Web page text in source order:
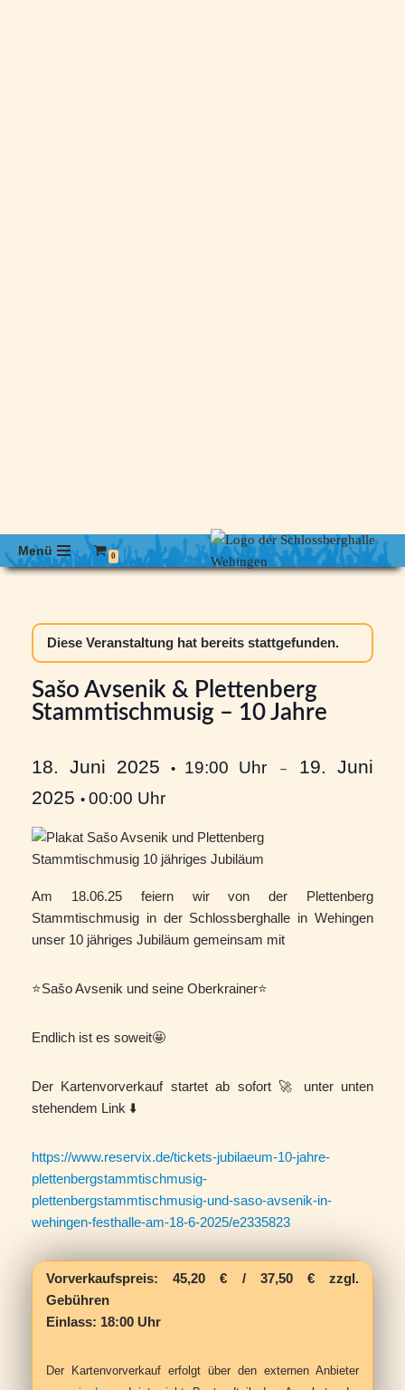
Menü 0
Diese Veranstaltung hat bereits stattgefunden.
Sašo Avsenik & Plettenberg
Stammtischmusig – 10 Jahre
18. Juni 2025 • 19:00 Uhr － 19. Juni
2025 • 00:00 Uhr
Am 18.06.25 feiern wir von der Plettenberg
Stammtischmusig in der Schlossberghalle in Wehingen
unser 10 jähriges Jubiläum gemeinsam mit
⭐️Sašo Avsenik und seine Oberkrainer⭐️
Endlich ist es soweit🤩
Der Kartenvorverkauf startet ab sofort 🚀 unter unten
stehendem Link ⬇️
https://www.reservix.de/tickets-jubilaeum-10-jahre-
plettenbergstammtischmusig-
plettenbergstammtischmusig-und-saso-avsenik-in-
wehingen-festhalle-am-18-6-2025/e2335823
Vorverkaufspreis: 45,20 € / 37,50 € zzgl.
Gebühren
Einlass: 18:00 Uhr
Der Kartenvorverkauf erfolgt über den externen Anbieter